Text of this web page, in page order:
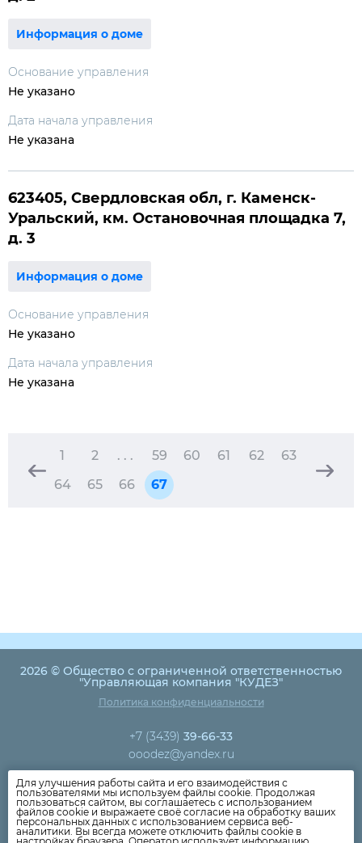
Информация о доме
Основание управления
Не указано
Дата начала управления
Не указана
623405, Свердловская обл, г. Каменск-
Уральский, км. Остановочная площадка 7,
д. 3
Информация о доме
Основание управления
Не указано
Дата начала управления
Не указана
1 2 . . . 59 60 61 62
63
64
65 66 67
2026 © Общество с ограниченной ответственностью
"Управляющая компания "КУДЕЗ"
Политика конфиденциальности
+7 (3439) 39-66-33
ooodez@yandex.ru
Новости компании
Как оплатить
Дома
Для улучшения работы сайта и его взаимодействия с
пользователями мы используем файлы cookie. Продолжая
пользоваться сайтом, вы соглашаетесь с использованием
файлов cookie и выражаете своё согласие на обработку ваших
персональных данных с использованием сервиса веб-
аналитики. Вы всегда можете отключить файлы cookie в